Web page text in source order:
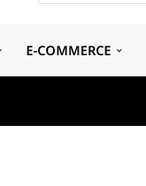
E-COMMERCE